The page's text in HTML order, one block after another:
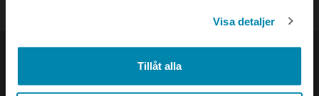
Visa detaljer
Tillåt alla